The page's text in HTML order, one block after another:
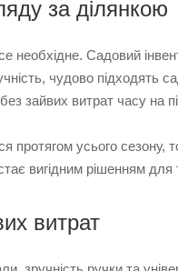
за ділянкою
необхідне. Садовий
чудово
зайвих витрат часу на
протягом усього
вигідним рішенням
витрат